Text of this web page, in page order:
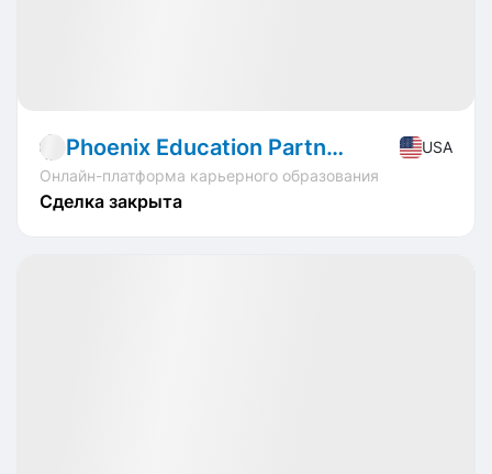
Phoenix Education Partners
USA
Онлайн-платформа карьерного образования
Сделка закрыта